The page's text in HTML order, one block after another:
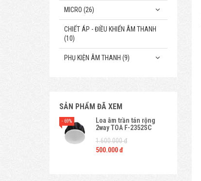
MICRO (26)
CHIẾT ÁP - ĐIỀU KHIỂN ÂM THANH
(10)
PHỤ KIỆN ÂM THANH (9)
SẢN PHẨM ĐÃ XEM
Loa âm trần tán rộng
2way TOA F-2352SC
1.600.000 đ
500.000 đ
- 69%